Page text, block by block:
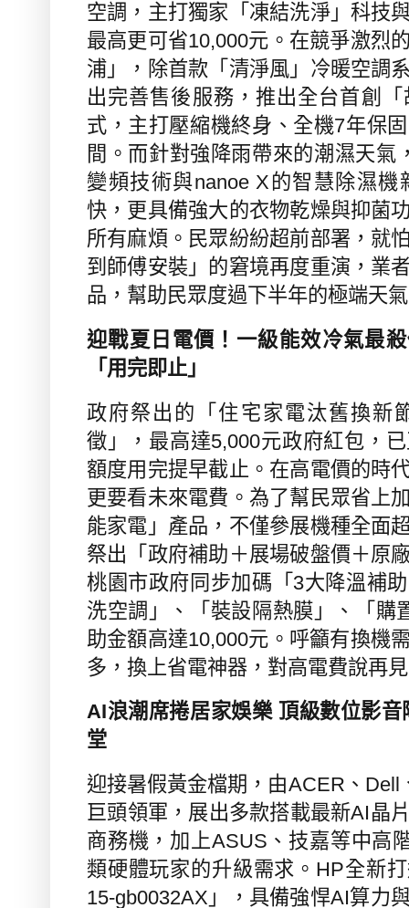
空調，主打獨家「凍結洗淨」科技
最高更可省10,000元。在競爭激烈
浦」，除首款「清淨風」冷暖空調
出完善售後服務，推出全台首創
式，主打壓縮機終身、全機7年保
間。而針對強降雨帶來的潮濕天氣
變頻技術與nanoe X 的智慧除濕機
快，更具備強大的衣物乾燥與抑菌
所有麻煩。民眾紛紛超前部署，就
到師傅安裝」的窘境再度重演，業
品，幫助民眾度過下半年的極端天
迎戰夏日電價！一級能效冷氣最
「用完即止」
政府祭出的「住宅家電汰舊換新
徵」，最高達5,000元政府紅包，
額度用完提早截止。在高電價的時
更要看未來電費。為了幫民眾省上
能家電」產品，不僅參展機種全面
祭出「政府補助＋展場破盤價＋原
桃園市政府同步加碼「 3大降溫補
洗空調」、「裝設隔熱膜」、「購
助金額高達10,000元。呼籲有換機
多，換上省電神器，對高電費說再
AI浪潮席捲居家娛樂 頂級數位影
堂
迎接暑假黃金檔期，由ACER 、 Dell
巨頭領軍，展出多款搭載最新AI 晶
商務機，加上ASUS 、技嘉等中高
類硬體玩家的升級需求。 HP全新
15-gb0032AX 」，具備強悍AI算力